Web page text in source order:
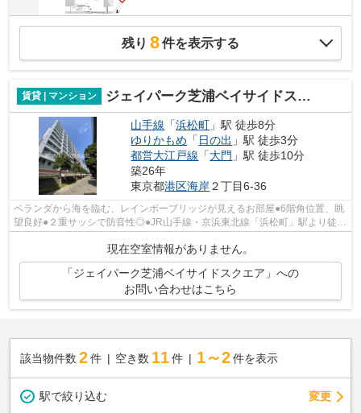
残り 8件を表示する
賃貸 | マンション ジェイパーク芝浦ベイサイドスクエア
山手線 「浜松町 」駅 徒歩8分
ゆりかもめ 「 日の出 」駅 徒歩3分
都営大江戸線 「大門 」駅 徒歩10分
築26年
東京都港区海岸２丁目6-36
ベランダから海を臨む、レインボーブリッジが見えるお部屋●6階角位置、眺
望良好●２重サッシで防音性◎●JR山手線・京浜東北線「浜松町」駅より徒歩
8分●【充実の設備】浴室換気乾燥機、追...
現在空室情報がありません。
「ジェイパーク芝浦ベイサイドスクエア」への
お問い合わせはこちら
該当物件数 2件 空き数 11 件 1～2 件を表示
駅で絞り込む 変更